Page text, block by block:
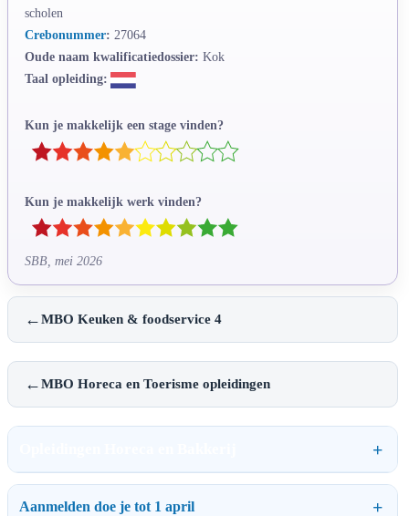
scholen
Crebonummer: 27064
Oude naam kwalificatiedossier: Kok
Taal opleiding:
Kun je makkelijk een stage vinden?
Kun je makkelijk werk vinden?
SBB, mei 2026
←MBO Keuken & foodservice 4
←MBO Horeca en Toerisme opleidingen
Aanmelden doe je tot 1 april